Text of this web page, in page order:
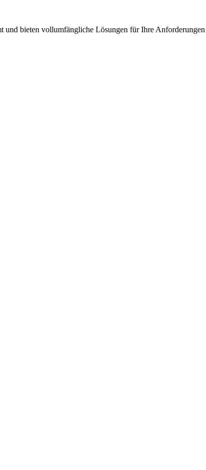
und bieten vollumfängliche Lösungen für Ihre Anforderungen